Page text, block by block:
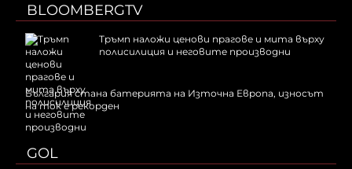
BLOOMBERGTV
Тръмп наложи ценови прагове и мита върху
полисилиция и неговите производни
България стана батерията на Източна Европа, износът
на ток е рекорден
GOL